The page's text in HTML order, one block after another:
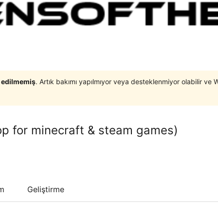
edilmemiş. Artık bakımı yapılmıyor veya desteklenmiyor olabilir
for minecraft & steam games)
Geliştirme